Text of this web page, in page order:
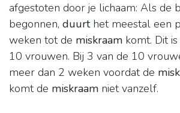
afgestoten door je lichaam: Als de
begonnen, duurthet meestal een
weken tot de miskraam komt. Dit
10 vrouwen. Bij 3 van de 10
meer dan 2 weken voordat de
komt de miskraam niet vanzelf.